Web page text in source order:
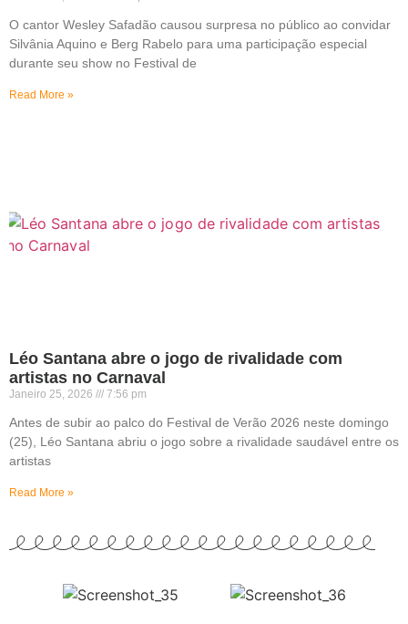
O cantor Wesley Safadão causou surpresa no público ao convidar
Silvânia Aquino e Berg Rabelo para uma participação especial
durante seu show no Festival de
Read More »
Léo Santana abre o jogo de rivalidade com
artistas no Carnaval
Janeiro 25, 2026 7:56 pm
Antes de subir ao palco do Festival de Verão 2026 neste domingo
(25), Léo Santana abriu o jogo sobre a rivalidade saudável entre os
artistas
Read More »